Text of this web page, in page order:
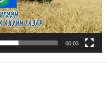
00:03